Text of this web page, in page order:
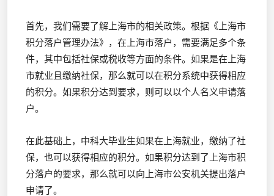
首先，我们需要了解上海市的相关政策。根据《上海市
积分落户管理办法》，在上海市落户，需要满足多个条
件，其中包括社保或税收等方面的条件。如果是在上海
市就业且缴纳社保，那么就可以在积分系统中获得相应
的积分。如果积分达到要求，则可以以个人名义申请落
户。
在此基础上，中科大毕业生如果在上海就业，缴纳了社
保，也可以获得相应的积分。如果积分达到了上海市积
分落户的要求，那么就可以向上海市公安机关提出落户
申请了。